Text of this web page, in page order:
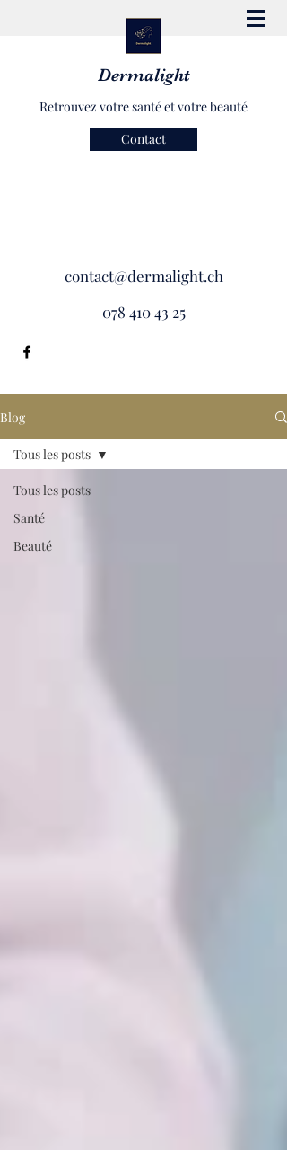
Dermalight
Retrouvez votre santé et votre beauté
Contact
contact@dermalight.ch
078 410 43 25
Blog
Tous les posts
Santé
Beauté
Tous les posts